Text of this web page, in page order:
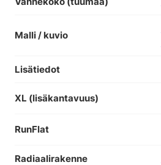
Malli / kuvio
Lisätiedot
XL (lisäkantavuus)
RunFlat
Radiaalirakenne